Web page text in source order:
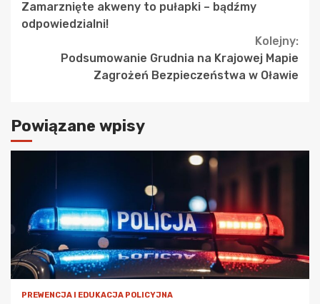
Reading
Zamarznięte akweny to pułapki – bądźmy
odpowiedzialni!
Kolejny:
Podsumowanie Grudnia na Krajowej Mapie
Zagrożeń Bezpieczeństwa w Oławie
Powiązane wpisy
PREWENCJA I EDUKACJA POLICYJNA